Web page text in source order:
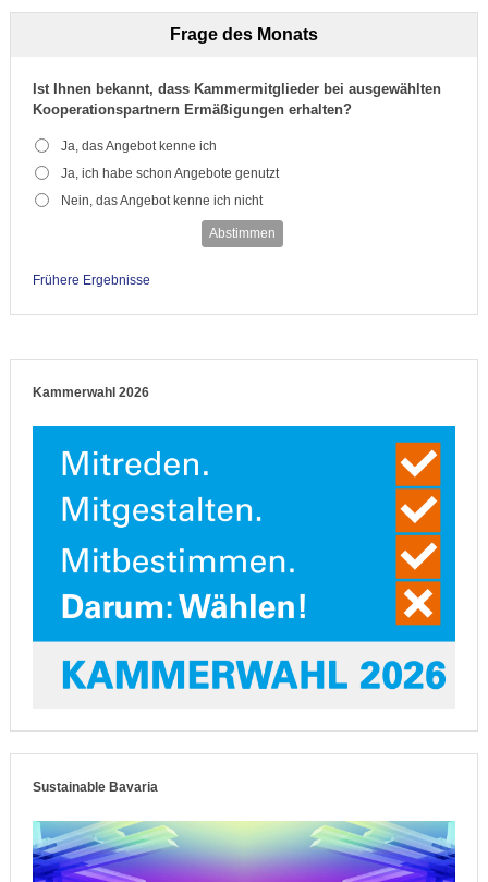
Frage des Monats
Ist Ihnen bekannt, dass Kammermitglieder bei ausgewählten
Kooperationspartnern Ermäßigungen erhalten?
Ja, das Angebot kenne ich
Ja, ich habe schon Angebote genutzt
Nein, das Angebot kenne ich nicht
Abstimmen
Frühere Ergebnisse
Kammerwahl 2026
Sustainable Bavaria